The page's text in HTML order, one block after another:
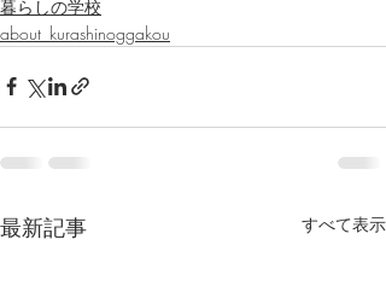
暮らしの学校
about_kurashinoggakou
最新記事 すべて表示